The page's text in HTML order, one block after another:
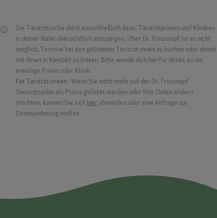
Die Tierarztsuche dient ausschließlich dazu, Tierarztpraxen und Kliniken
in deiner Nähe übersichtlich anzuzeigen. Über Dr. Fressnapf ist es nicht
möglich, Termine bei den gelisteten Tierärzt:innen zu buchen oder direkt
mit ihnen in Kontakt zu treten. Bitte wende dich hierfür direkt an die
jeweilige Praxis oder Klinik.
Für Tierärzt:innen: Wenn Sie nicht mehr auf der Dr. Fressnapf
Tierarztsuche als Praxis gelistet werden oder Ihre Daten ändern
möchten, können Sie sich hier abmelden oder eine Anfrage zur
Datenänderung stellen.